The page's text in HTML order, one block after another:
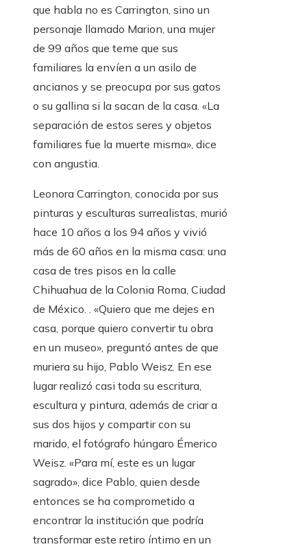
que habla no es Carrington, sino un
personaje llamado Marion, una mujer
de 99 años que teme que sus
familiares la envíen a un asilo de
ancianos y se preocupa por sus gatos
o su gallina si la sacan de la casa. «La
separación de estos seres y objetos
familiares fue la muerte misma», dice
con angustia.
Leonora Carrington, conocida por sus
pinturas y esculturas surrealistas, murió
hace 10 años a los 94 años y vivió
más de 60 años en la misma casa: una
casa de tres pisos en la calle
Chihuahua de la Colonia Roma, Ciudad
de México. . «Quiero que me dejes en
casa, porque quiero convertir tu obra
en un museo», preguntó antes de que
muriera su hijo, Pablo Weisz. En ese
lugar realizó casi toda su escritura,
escultura y pintura, además de criar a
sus dos hijos y compartir con su
marido, el fotógrafo húngaro Émerico
Weisz. «Para mí, este es un lugar
sagrado», dice Pablo, quien desde
entonces se ha comprometido a
encontrar la institución que podría
transformar este retiro íntimo en un